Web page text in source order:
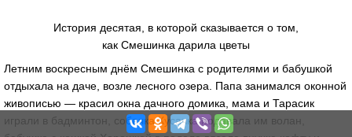
История десятая, в которой сказывается о том,
как Смешинка дарила цветы
Летним воскресным днём Смешинка с родителями и бабушкой
отдыхала на даче, возле лесного озера. Папа занимался оконной
живописью — красил окна дачного домика, мама и Тарасик
играли в бадминтон, собачка Кусачка подавала им волан,